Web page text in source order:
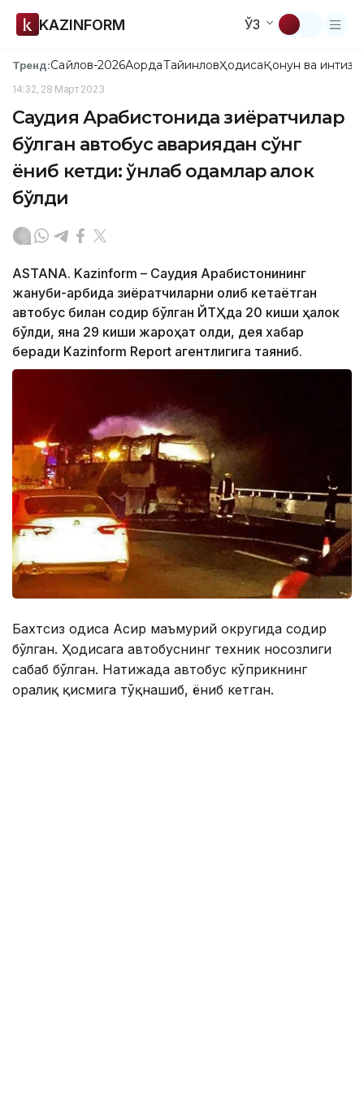
KAZINFORM ЎЗ
Тренд:Сайлов-2026АқордаТайинловҲодисаҚонун ва
14:32, 28 Март 2023
Саудия Арабистонида зиёратчилар
бўлган автобус авариядан сўнг
ёниб кетди: ўнлаб одамлар ҳалок
бўлди
ASTANA. Kazinform – Саудия Арабистонининг
жануби-ғарбида зиёратчиларни олиб кетаётган
автобус билан содир бўлган ЙТҲда 20 киши ҳалок
бўлди, яна 29 киши жароҳат олди, дея хабар
беради Kazinform Report агентлигига таяниб.
Бахтсиз ҳодиса Асир маъмурий округида содир
бўлган. Ҳодисага автобуснинг техник носозлиги
сабаб бўлган. Натижада автобус кўприкнинг
оралиқ қисмига тўқнашиб, ёниб кетган.